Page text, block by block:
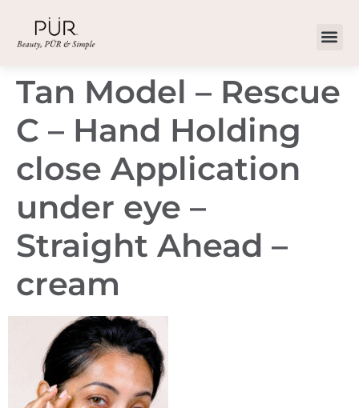
Tan Model – Rescue
C – Hand Holding
close Application
under eye –
Straight Ahead –
cream